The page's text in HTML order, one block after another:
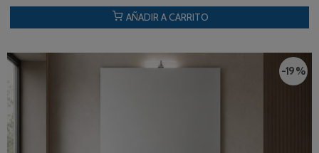
AÑADIR A CARRITO
-19 %